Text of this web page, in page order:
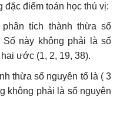
điểm toán học thú vị:
tích thành thừa số
này không phải là số
ước (1, 2, 19, 38).
thừa số nguyên tố là ( 3
không phải là số nguyên